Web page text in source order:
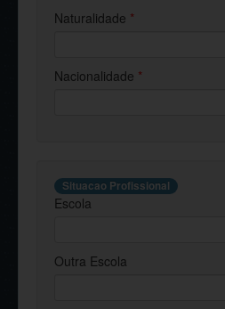
Naturalidade *
Nacionalidade *
Situacao Profissional
Escola
Outra Escola